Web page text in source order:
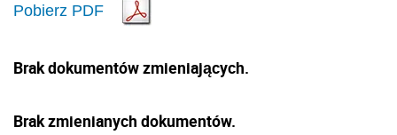
Pobierz PDF
Brak dokumentów zmieniających.
Brak zmienianych dokumentów.